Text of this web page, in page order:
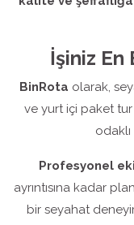
İşiniz En
BinRota olarak,
ve yurt içi paket tur
Profesyonel
ayrıntısına kadar
bir seyahat